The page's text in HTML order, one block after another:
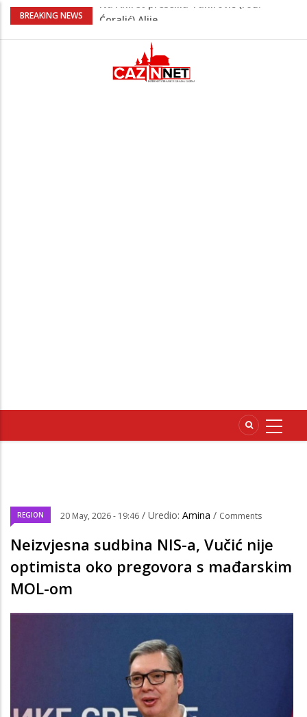
BREAKING NEWS
FIFA stala u odbranu Infantina nakon
Zašto se Real Madrid ovog ljeta ne
priprema u Sjedinjenim Državama
Evo kakvo vrijeme očekuje Krajinu danas
REGION 20 May, 2026 - 19:46 / Uredio: Amina / Comments
Neizvjesna sudbina NIS-a, Vučić nije
optimista oko pregovora s mađarskim
MOL-om